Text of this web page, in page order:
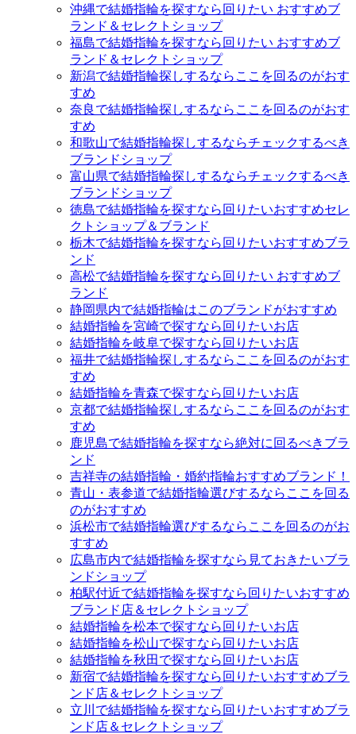
沖縄で結婚指輪を探すなら回りたい おすすめブ
ランド＆セレクトショップ
福島で結婚指輪を探すなら回りたい おすすめブ
ランド＆セレクトショップ
新潟で結婚指輪探しするならここを回るのがおす
すめ
奈良で結婚指輪探しするならここを回るのがおす
すめ
和歌山で結婚指輪探しするならチェックするべき
ブランドショップ
富山県で結婚指輪探しするならチェックするべき
ブランドショップ
徳島で結婚指輪を探すなら回りたいおすすめセレ
クトショップ＆ブランド
栃木で結婚指輪を探すなら回りたいおすすめブラ
ンド
高松で結婚指輪を探すなら回りたい おすすめブ
ランド
静岡県内で結婚指輪はこのブランドがおすすめ
結婚指輪を宮崎で探すなら回りたいお店
結婚指輪を岐阜で探すなら回りたいお店
福井で結婚指輪探しするならここを回るのがおす
すめ
結婚指輪を青森で探すなら回りたいお店
京都で結婚指輪探しするならここを回るのがおす
すめ
鹿児島で結婚指輪を探すなら絶対に回るべきブラ
ンド
吉祥寺の結婚指輪・婚約指輪おすすめブランド！
青山・表参道で結婚指輪選びするならここを回る
のがおすすめ
浜松市で結婚指輪選びするならここを回るのがお
すすめ
広島市内で結婚指輪を探すなら見ておきたいブラ
ンドショップ
柏駅付近で結婚指輪を探すなら回りたいおすすめ
ブランド店＆セレクトショップ
結婚指輪を松本で探すなら回りたいお店
結婚指輪を松山で探すなら回りたいお店
結婚指輪を秋田で探すなら回りたいお店
新宿で結婚指輪を探すなら回りたいおすすめブラ
ンド店＆セレクトショップ
立川で結婚指輪を探すなら回りたいおすすめブラ
ンド店＆セレクトショップ